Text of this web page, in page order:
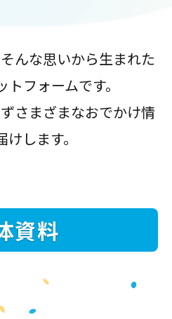
んな思いから生まれた
フォームです。
さまざまなおでかけ情
します。
資料